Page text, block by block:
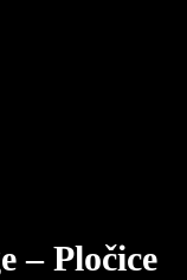
– Pločice